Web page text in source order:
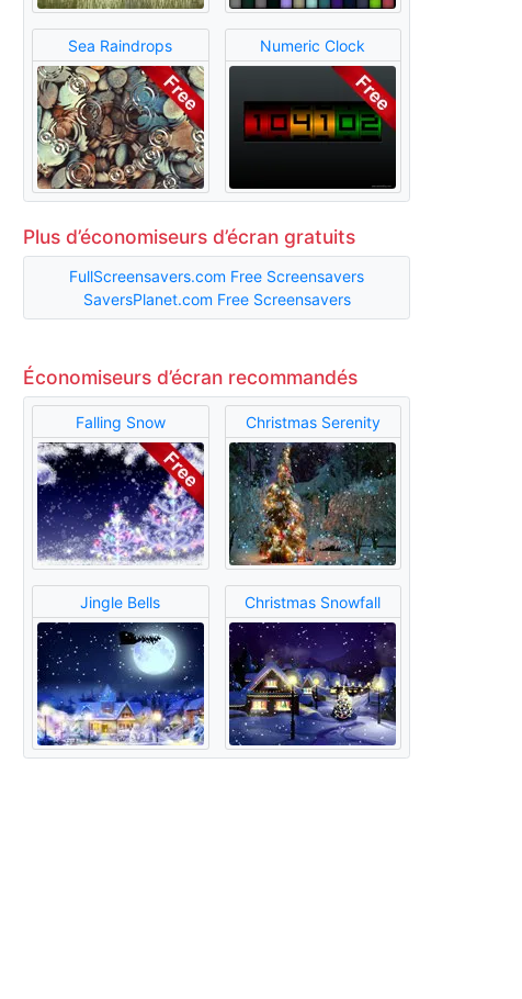
Sea Raindrops Numeric Clock
Plus d’économiseurs d’écran gratuits
FullScreensavers.com Free Screensavers
SaversPlanet.com Free Screensavers
Économiseurs d’écran recommandés
Falling Snow Christmas Serenity
Jingle Bells Christmas Snowfall